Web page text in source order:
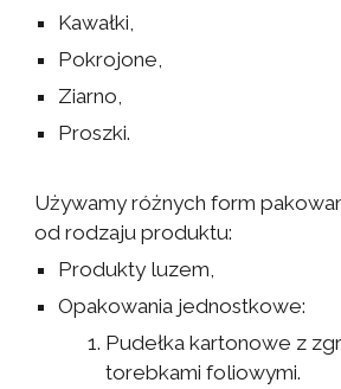
Kawałki,
Pokrojone,
Ziarno,
Proszki.
Używamy różnych form
od rodzaju produktu:
Produkty luzem,
Opakowania jednostkowe:
Pudełka kartonowe z
torebkami foliowymi.